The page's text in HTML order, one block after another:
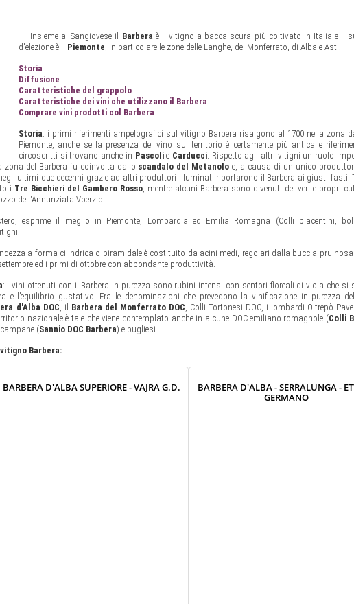
Insieme al Sangiovese il Barbera è il vitigno a bacca scura più coltivato in Italia e il
d'elezione è il Piemonte, in particolare le zone delle Langhe, del Monferrato, di Alba e Asti.
Storia
Diffusione
Caratteristiche del grappolo
Caratteristiche dei vini che utilizzano il Barbera
Comprare vini prodotti col Barbera
Storia: i primi riferimenti ampelografici sul vitigno Barbera risalgono al 1700 nella zona
Piemonte, anche se la presenza del vino sul territorio è certamente più antica e
circoscritti si trovano anche in Pascolie Carducci. Rispetto agli altri vitigni un ruolo
zona del Barbera fu coinvolta dallo scandalo del Metanolo e, a causa di un unico
ultimi due decenni grazie ad altri produttori illuminati riportarono il Barbera ai giusti fasti.
i Tre Bicchieri del Gambero Rosso, mentre alcuni Barbera sono divenuti dei veri e propri
dell'Annunziata Voerzio.
esprime il meglio in Piemonte, Lombardia ed Emilia Romagna (Colli piacentini,
a forma cilindrica o piramidale è costituito da acini medi, regolari dalla buccia
ed i primi di ottobre con abbondante produttività.
: i vini ottenuti con il Barbera in purezza sono rubini intensi con sentori floreali di viola che si
l’equilibrio gustativo. Fra le denominazioni che prevedono la vinificazione in purezza
d'Alba DOC, il Barbera del Monferrato DOC, Colli Tortonesi DOC, i lombardi Oltrepò
nazionale è tale che viene contemplato anche in alcune DOC emiliano-romagnole (Colli
(Sannio DOC Barbera) e pugliesi.
Barbera:
BARBERA D'ALBA SUPERIORE - VAJRA G.D.
BARBERA D'ALBA - SERRALUNGA -
GERMANO